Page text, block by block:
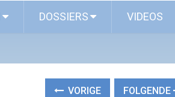
DOSSIERS VIDEOS
VORIGE FOLGENDE